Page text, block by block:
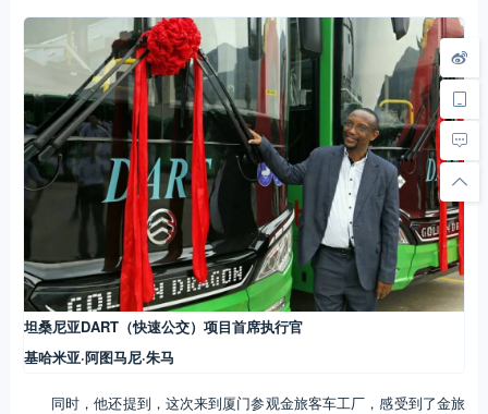
坦桑尼亚DART（快速公交）项目首席执行官
基哈米亚·阿图马尼·朱马
同时，他还提到，这次来到厦门参观金旅客车工厂，感受到了金旅